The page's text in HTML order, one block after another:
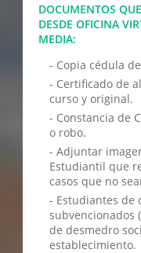
DOCUMENTOS
DESDE OFICINA
MEDIA:
- Copia cédula
- Certificado de
curso y original.
- Constancia de
o robo.
- Adjuntar
Estudiantil que
casos que no
- Estudiantes de
subvencionados
de desmedro
establecimiento.